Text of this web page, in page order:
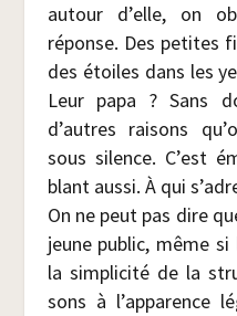
autour d’elle, on
réponse. Des petites
des étoiles dans les
Leur papa ? Sans
d’autres rai­sons
sous silence. C’est
blant aus­si. À qui
On ne peut pas dire
jeune public, même
la sim­pli­ci­té de la
sons à l’apparence